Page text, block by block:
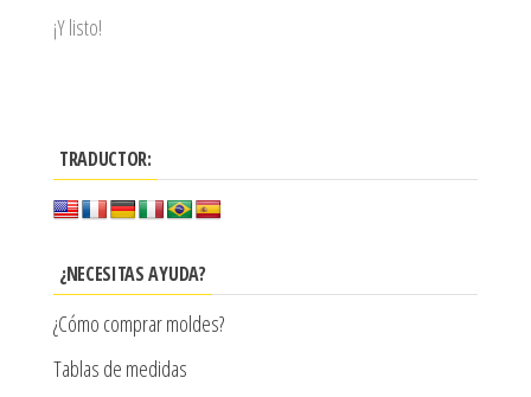
¡Y listo!
TRADUCTOR:
¿NECESITAS AYUDA?
¿Cómo comprar moldes?
Tablas de medidas